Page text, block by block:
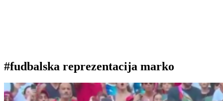
#fudbalska reprezentacija marko